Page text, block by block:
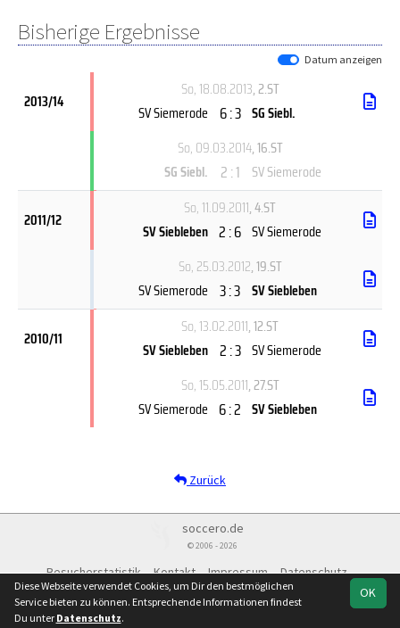
Bisherige Ergebnisse
Datum anzeigen
2013/14
So, 18.08.2013, 2.ST
SV Siemerode 6 : 3 SG Siebl.
So, 09.03.2014, 16.ST
SG Siebl.
2 : 1 SV Siemerode
2011/12
So, 11.09.2011, 4.ST
SV Siebleben 2 : 6 SV Siemerode
So, 25.03.2012, 19.ST
SV Siemerode 3 : 3 SV Siebleben
2010/11
So, 13.02.2011, 12.ST
SV Siebleben 2 : 3 SV Siemerode
So, 15.05.2011, 27.ST
SV Siemerode 6 : 2 SV Siebleben
Zurück
soccero.de
© 2006 - 2026
Besucherstatistik Kontakt Impressum
Datenschutz
OK
Diese Webseite verwendet Cookies, um Dir den bestmöglichen
Service bieten zu können. Entsprechende Informationen findest
Du unter Datenschutz.